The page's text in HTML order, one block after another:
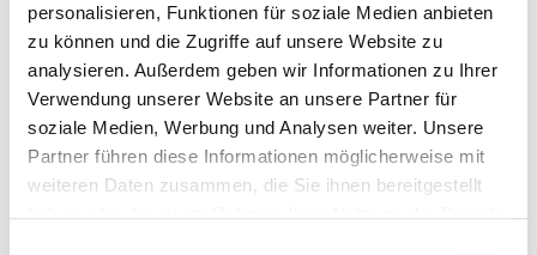
personalisieren, Funktionen für soziale Medien anbieten
zu können und die Zugriffe auf unsere Website zu
analysieren. Außerdem geben wir Informationen zu Ihrer
Verwendung unserer Website an unsere Partner für
soziale Medien, Werbung und Analysen weiter. Unsere
Partner führen diese Informationen möglicherweise mit
weiteren Daten zusammen, die Sie ihnen bereitgestellt
Zur Merkliste